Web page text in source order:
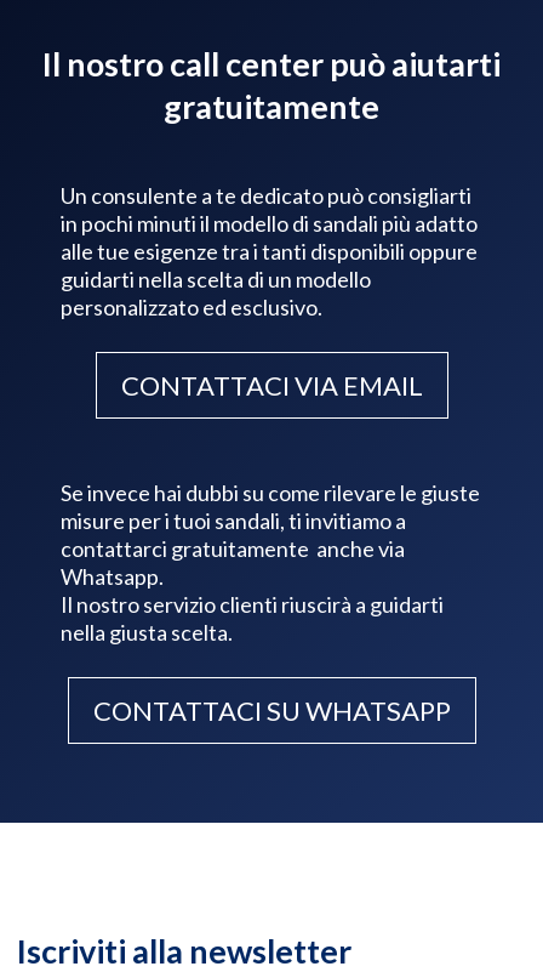
Il nostro call center può aiutarti
gratuitamente
Un consulente a te dedicato può consigliarti
in pochi minuti il modello di sandali più adatto
alle tue esigenze tra i tanti disponibili oppure
guidarti nella scelta di un modello
personalizzato ed esclusivo.
CONTATTACI VIA EMAIL
Se invece hai dubbi su come rilevare le giuste
misure per i tuoi sandali, ti invitiamo a
contattarci gratuitamente anche via
Whatsapp.
Il nostro servizio clienti riuscirà a guidarti
nella giusta scelta.
CONTATTACI SU WHATSAPP
Iscriviti alla newsletter